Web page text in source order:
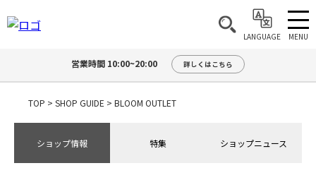
LANGUAGE MENU
営業時間 10:00~20:00 詳しくはこちら
TOP > SHOP GUIDE > BLOOM OUTLET
ショップ情報 特集 ショップニュース